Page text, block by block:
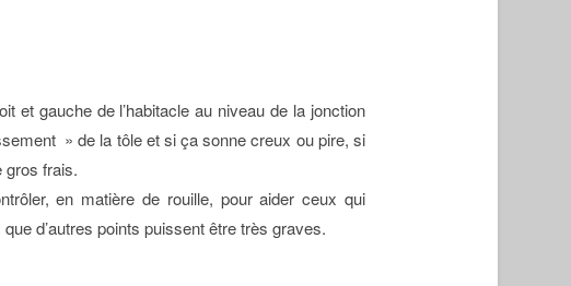
et gauche de l’habitacle au niveau de la jonction
» de la tôle et si ça sonne creux ou pire, si
gros frais.
en matière de rouille, pour aider ceux qui
d’autres points puissent être très graves.